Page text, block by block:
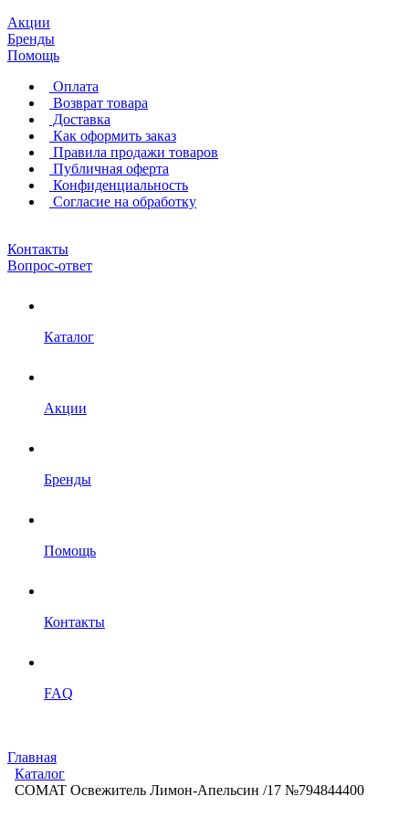
Акции
Бренды
Помощь
Оплата
Возврат товара
Доставка
Как оформить заказ
Правила продажи товаров
Публичная оферта
Конфиденциальность
Согласие на обработку
Контакты
Вопрос-ответ
Каталог
Акции
Бренды
Помощь
Контакты
FAQ
Главная
Каталог
СOMAT Освежитель Лимон-Апельсин /17 №794844400